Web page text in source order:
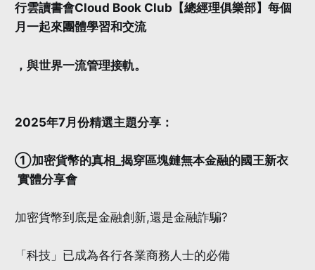
行雲讀書會Cloud Book Club【總經理俱樂部】每個
月一起來團體學習和交流
，與世界一流管理接軌。
2025年7月份精選主題分享：
①加密貨幣的真相_揭穿區塊鏈無本金融的國王新衣
實體分享會
加密貨幣到底是金融創新,還是金融詐騙?
「科技」已成為各行各業商務人士的必備